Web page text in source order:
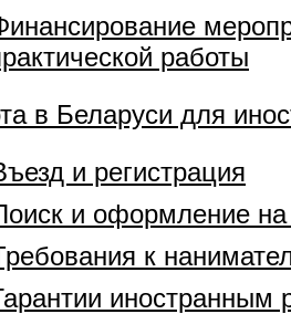
работы
в Беларуси для
и регистрация
и оформление на
к
иностранным